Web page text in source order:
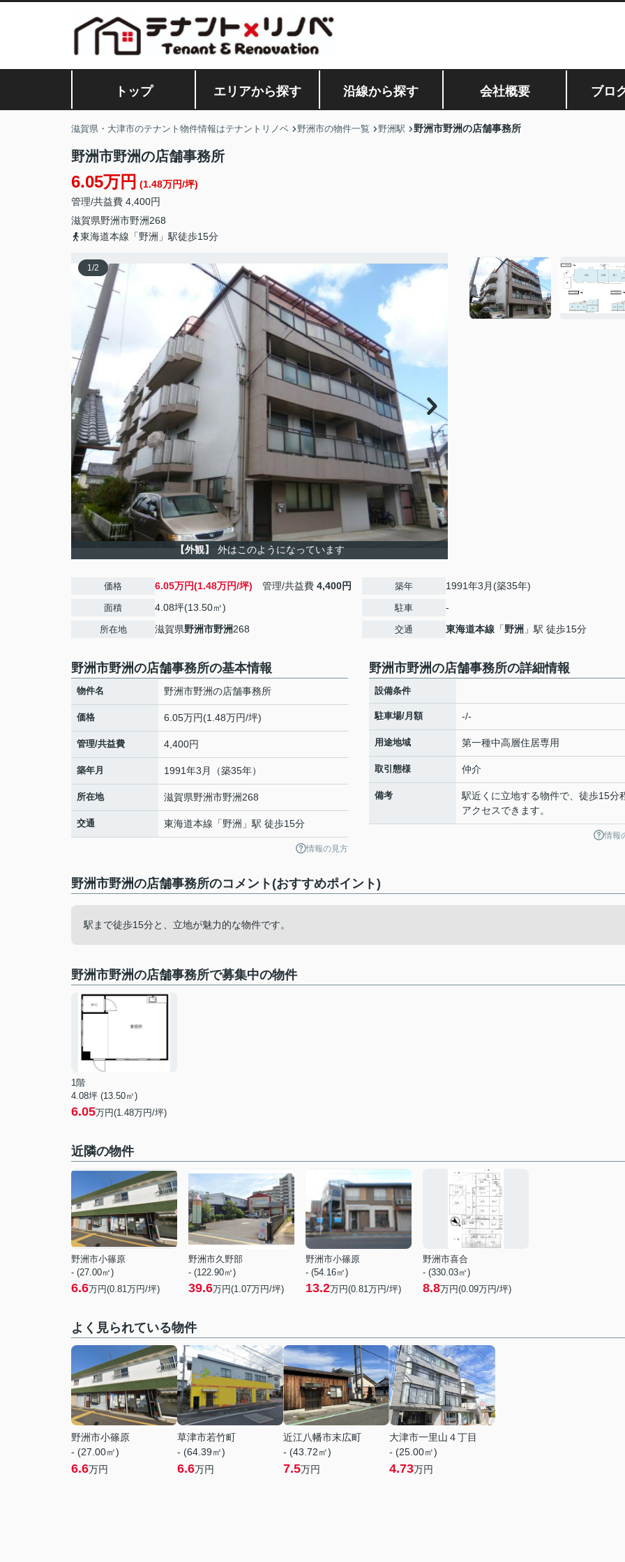
トップ エリアから探す 沿線から探す 会社概要 ブロ
滋賀県・大津市のテナント物件情報はテナントリノベ 野洲市の物件一覧 野洲駅 野洲市野洲の店舗事務所
野洲市野洲の店舗事務所
6.05万円 (1.48万円/坪)
管理/共益費 4,400円
滋賀県野洲市野洲268
東海道本線「野洲」駅徒歩15分
1/2
【外観】 外はこのようになっています
価格 6.05万円(1.48万円/坪) 管理/共益費 4,400円
面積 4.08坪(13.50㎡)
所在地 滋賀県野洲市野洲268
築年 1991年3月(築35年)
駐車 -
交通 東海道本線 「野洲 」駅 徒歩15分
野洲市野洲の店舗事務所の基本情報
物件名 野洲市野洲の店舗事務所
価格 6.05万円(1.48万円/坪)
管理/共益費 4,400円
築年月 1991年3月（築35年）
所在地 滋賀県野洲市野洲268
交通 東海道本線 「野洲 」駅 徒歩15分
情報の見方
野洲市野洲の店舗事務所の詳細情報
設備条件
駐車場/月額 -/-
用途地域 第一種中高層住居専用
取引態様 仲介
備考
駅近くに立地する物件で、徒歩15分
アクセスできます。
情報
野洲市野洲の店舗事務所のコメント(おすすめポイント)
駅まで徒歩15分と、立地が魅力的な物件です。
野洲市野洲の店舗事務所で募集中の物件
1階
4.08坪 (13.50㎡)
6.05万円(1.48万円/坪)
近隣の物件
野洲市小篠原
- (27.00㎡)
6.6万円(0.81万円/坪)
野洲市久野部
- (122.90㎡)
39.6万円(1.07万円/坪)
野洲市小篠原
- (54.16㎡)
13.2万円(0.81万円/坪)
野洲市喜合
- (330.03㎡)
8.8万円(0.09万円/坪)
よく見られている物件
野洲市小篠原
- (27.00㎡)
6.6万円
草津市若竹町
- (64.39㎡)
6.6万円
近江八幡市末広町
- (43.72㎡)
7.5万円
大津市一里山４丁目
- (25.00㎡)
4.73万円